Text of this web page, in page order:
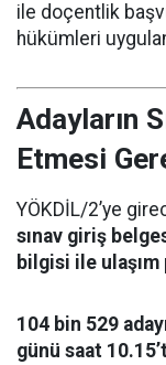
ile doçentlik
hükümleri
Adayların
Etmesi
YÖKDİL/2’ye
sınav giriş
bilgisi ile ulaşım
104 bin 529
günü saat